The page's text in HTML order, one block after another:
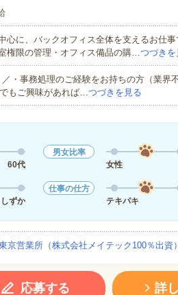
心に、バックオフィス全体を支えるお仕
権限の管理・オフィス備品の購…つづきを
・事務処理のご経験をお持ちの方（業界
もご興味があれば…つづきを見る
60代
男女比率
女性
しずか
仕事の仕方
テキパキ
京営業所（株式会社メイテック100％出資）
応募する 詳